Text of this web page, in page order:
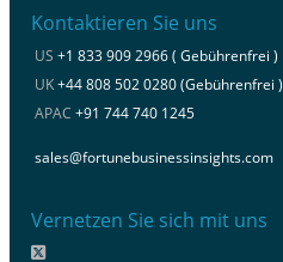
Kontaktieren Sie uns
US +1 833 909 2966 ( Gebührenfrei )
UK+44 808 502 0280 (Gebührenfrei )
APAC +91 744 740 1245
sales@fortunebusinessinsights.com
Vernetzen Sie sich mit uns